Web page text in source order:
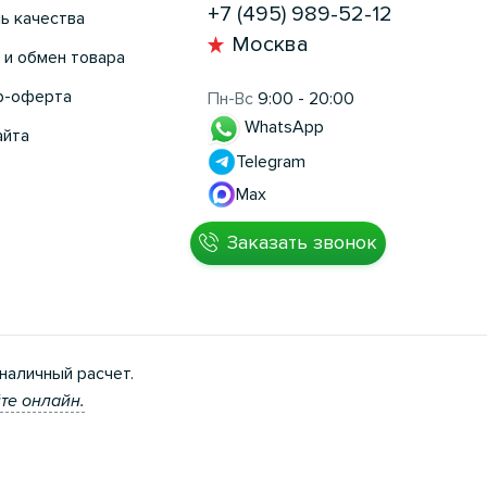
качества
обмен товара
оферта
+7 (495) 989-52-12
Москва
Пн-Вс 9:00 - 20:00
WhatsApp
Telegram
Max
Заказать звонок
расчет.
онлайн.